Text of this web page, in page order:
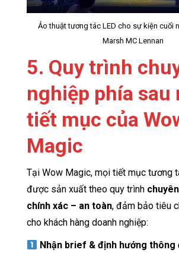
Ảo thuật tương tác LED cho sự kiện cuối
Marsh MC Lennan
5. Quy trình
nghiệp phía sau
tiết mục của
Magic
Tại Wow Magic, mọi tiết mục tương
được sản xuất theo quy trình
chính xác – an toàn, đảm bảo tiêu
cho khách hàng doanh nghiệp:
Nhận brief & định hướng thông